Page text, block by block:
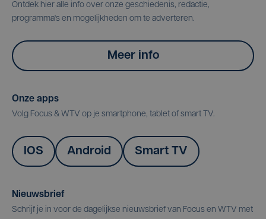
Ontdek hier alle info over onze geschiedenis, redactie,
programma's en mogelijkheden om te adverteren.
Meer info
Onze apps
Volg Focus & WTV op je smartphone, tablet of smart TV.
IOS Android Smart TV
Nieuwsbrief
Schrijf je in voor de dagelijkse nieuwsbrief van Focus en WTV met